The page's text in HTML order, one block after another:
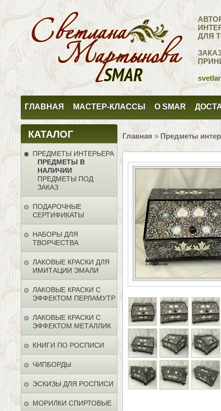
ДЛЯ
ГЛАВНАЯ МАСТЕР-КЛАССЫ О SMAR
КАТАЛОГ
ПРЕДМЕТЫ ИНТЕРЬЕРА
ПРЕДМЕТЫ В
НАЛИЧИИ
ПРЕДМЕТЫ ПОД
ЗАКАЗ
ПОДАРОЧНЫЕ
СЕРТИФИКАТЫ
НАБОРЫ ДЛЯ
ТВОРЧЕСТВА
ЛАКОВЫЕ КРАСКИ ДЛЯ
ИМИТАЦИИ ЭМАЛИ
ЛАКОВЫЕ КРАСКИ С
ЭФФЕКТОМ ПЕРЛАМУТР
ЛАКОВЫЕ КРАСКИ С
ЭФФЕКТОМ МЕТАЛЛИК
КНИГИ ПО РОСПИСИ
ЧИПБОРДЫ
ЭСКИЗЫ ДЛЯ РОСПИСИ
МОРИЛКИ СПИРТОВЫЕ
Главная » Предметы